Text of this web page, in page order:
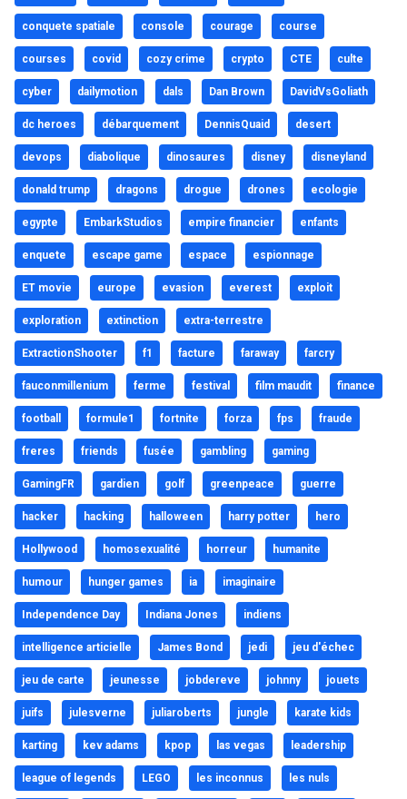
conquete spatiale console courage course
courses covid cozy crime crypto CTE culte
cyber dailymotion dals Dan Brown DavidVsGoliath
dc heroes débarquement DennisQuaid desert
devops diabolique dinosaures disney disneyland
donald trump dragons drogue drones ecologie
egypte EmbarkStudios empire financier enfants
enquete escape game espace espionnage
ET movie europe evasion everest exploit
exploration extinction extra-terrestre
ExtractionShooter f1 facture faraway farcry
fauconmillenium ferme festival film maudit finance
football formule1 fortnite forza fps fraude
freres friends fusée gambling gaming
GamingFR gardien golf greenpeace guerre
hacker hacking halloween harry potter hero
Hollywood homosexualité horreur humanite
humour hunger games ia imaginaire
Independence Day Indiana Jones indiens
intelligence articielle James Bond jedi jeu d'échec
jeu de carte jeunesse jobdereve johnny jouets
juifs julesverne juliaroberts jungle karate kids
karting kev adams kpop las vegas leadership
league of legends LEGO les inconnus les nuls